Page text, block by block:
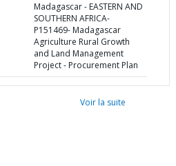
Madagascar - EASTERN AND
SOUTHERN AFRICA-
P151469- Madagascar
Agriculture Rural Growth
and Land Management
Project - Procurement Plan
Voir la suite